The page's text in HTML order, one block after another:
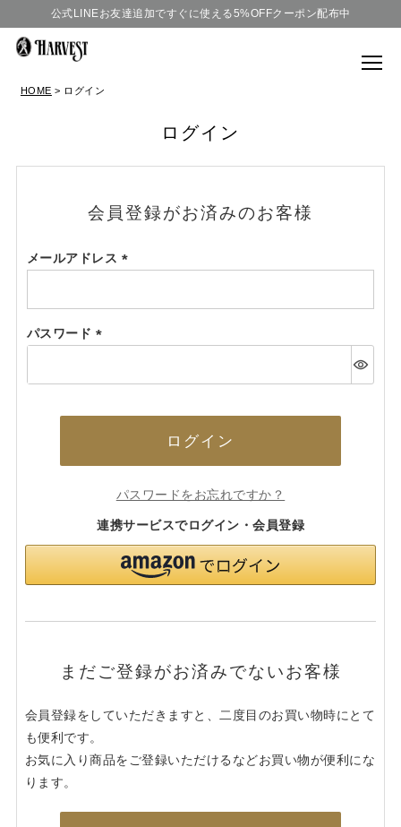
公式LINEお友達追加ですぐに使える5%OFFクーポン配布中
HOME ログイン
ログイン
会員登録がお済みのお客様
メールアドレス
須)
パスワード
須)
ログイン
パスワードをお忘れですか？
連携サービスでログイン・会員登録
まだご登録がお済みでないお客様
会員登録をしていただきますと、二度目のお買い物時にとて
も便利です。
お気に入り商品をご登録いただけるなどお買い物が便利にな
ります。